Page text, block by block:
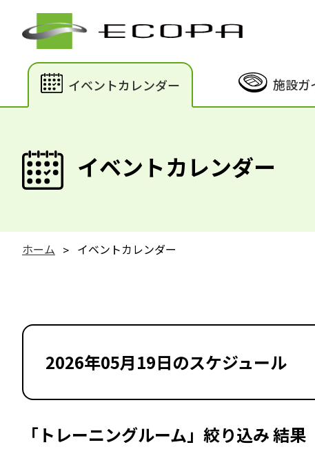
イベントカレンダー 施設ガ
イベントカレンダー
ホーム イベントカレンダー
2026年05月19日のスケジュール
「トレーニングルーム」絞り込み 結果